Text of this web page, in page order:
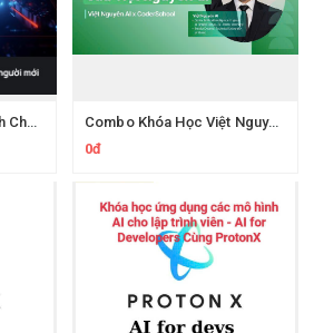
Typescript Cơ Bản Dành Cho Người Mới Cùng Evondev
Combo Khóa Học Việt Nguyễn AI
0đ